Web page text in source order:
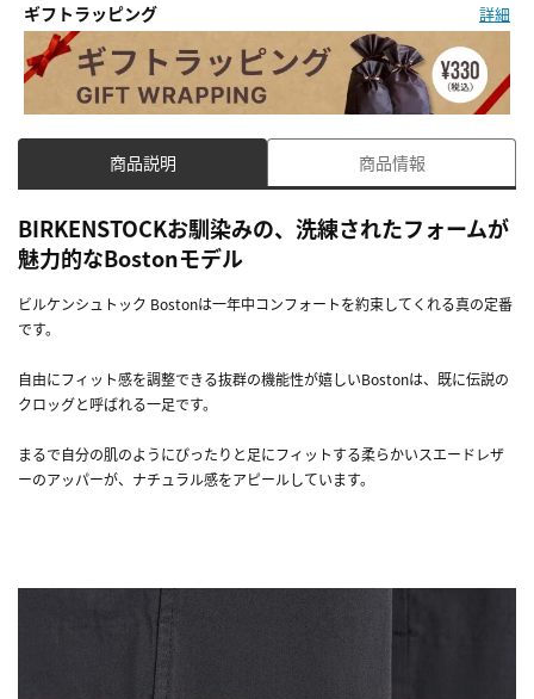
ギフトラッピング 詳細
商品説明 商品情報
BIRKENSTOCKお馴染みの、洗練されたフォームが
魅力的なBostonモデル
ビルケンシュトック Bostonは一年中コンフォートを約束してくれる真の定番
です。
自由にフィット感を調整できる抜群の機能性が嬉しいBostonは、既に伝説の
クロッグと呼ばれる一足です。
まるで自分の肌のようにぴったりと足にフィットする柔らかいスエードレザ
ーのアッパーが、ナチュラル感をアピールしています。